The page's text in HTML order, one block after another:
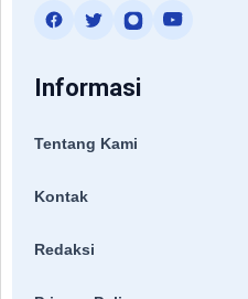
Informasi
Tentang Kami
Kontak
Redaksi